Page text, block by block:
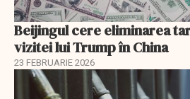
Beijingul cere eliminarea
vizitei lui Trump în China
23 FEBRUARIE 2026